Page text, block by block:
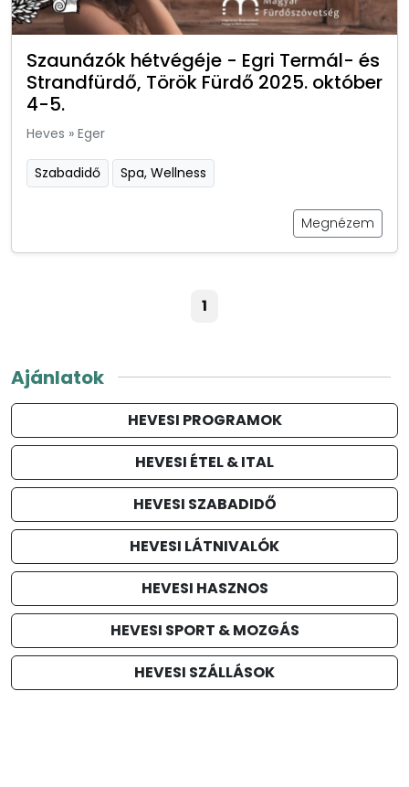
Szaunázók hétvégéje - Egri Termál- és
Strandfürdő, Török Fürdő 2025. október
4-5.
Heves » Eger
Szabadidő Spa, Wellness
Megnézem
1
Ajánlatok
HEVESI PROGRAMOK
HEVESI ÉTEL & ITAL
HEVESI SZABADIDŐ
HEVESI LÁTNIVALÓK
HEVESI HASZNOS
HEVESI SPORT & MOZGÁS
HEVESI SZÁLLÁSOK